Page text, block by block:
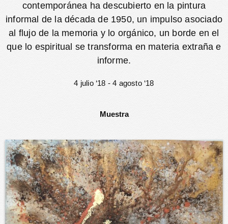
contemporánea ha descubierto en la pintura
informal de la década de 1950, un impulso asociado
al flujo de la memoria y lo orgánico, un borde en el
que lo espiritual se transforma en materia extraña e
informe.
4 julio ‘18 - 4 agosto ‘18
Muestra